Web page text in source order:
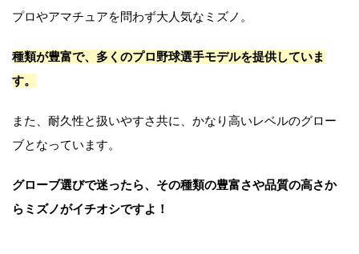
プロやアマチュアを問わず大人気なミズノ。
種類が豊富で、多くのプロ野球選手モデルを提供していま
す。
また、耐久性と扱いやすさ共に、かなり高いレベルのグロー
ブとなっています。
グローブ選びで迷ったら、その種類の豊富さや品質の高さか
らミズノがイチオシですよ！